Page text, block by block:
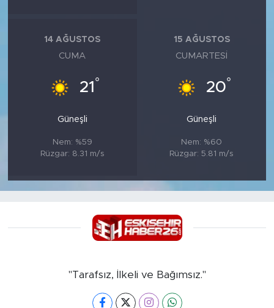
14 AĞUSTOS
CUMA
21 °
Güneşli
Nem: %59
Rüzgar: 8.31 m/s
15 AĞUSTOS
CUMARTESI
20°
Güneşli
Nem: %60
Rüzgar: 5.81 m/s
"Tarafsız, İlkeli ve Bağımsız."